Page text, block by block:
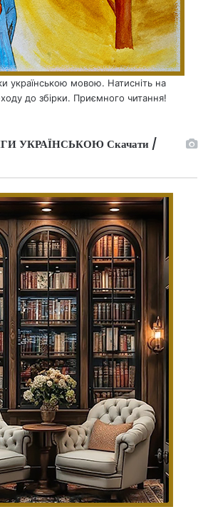
українською мовою. Натисніть на
до збірки. Приємного читання!
УКРАЇНСЬКОЮ Скачати /